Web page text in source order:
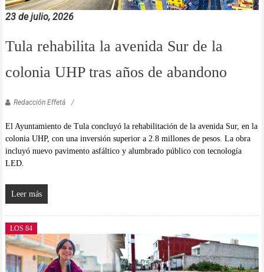
23 de julio, 2026
Tula rehabilita la avenida Sur de la
colonia UHP tras años de abandono
Redacción Effetá
El Ayuntamiento de Tula concluyó la rehabilitación de la avenida Sur, en la
colonia UHP, con una inversión superior a 2.8 millones de pesos. La obra
incluyó nuevo pavimento asfáltico y alumbrado público con tecnología
LED.
Leer más
LOS 84